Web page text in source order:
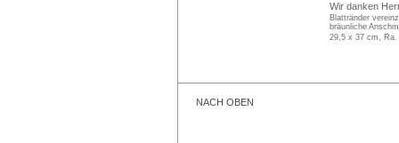
Wir danken
Blattränder
bräunliche
29,5 x 37 cm,
NACH OBEN